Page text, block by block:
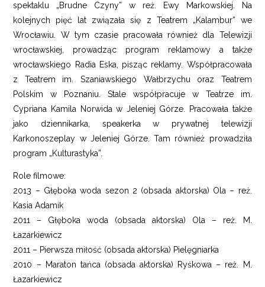
spektaklu „Brudne Czyny” w reż. Ewy Markowskiej. Na
kolejnych pięć lat związała się z Teatrem „Kalambur” we
Wrocławiu. W tym czasie pracowała również dla Telewizji
wrocławskiej, prowadząc program reklamowy a także
wrocławskiego Radia Eska, pisząc reklamy. Współpracowała
z Teatrem im. Szaniawskiego Wałbrzychu oraz Teatrem
Polskim w Poznaniu. Stale współpracuje w Teatrze im.
Cypriana Kamila Norwida w Jeleniej Górze. Pracowała także
jako dziennikarka, speakerka w prywatnej telewizji
Karkonoszeplay w Jeleniej Górze. Tam również prowadziła
program „Kulturastyka”.
Role filmowe:
2013 – Głęboka woda sezon 2 (obsada aktorska) Ola – reż.
Kasia Adamik
2011 – Głęboka woda (obsada aktorska) Ola – reż. M.
Łazarkiewicz
2011 – Pierwsza miłość (obsada aktorska) Pielęgniarka
2010 – Maraton tańca (obsada aktorska) Ryśkowa – reż. M.
Łazarkiewicz